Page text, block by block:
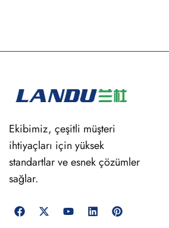
Ekibimiz, çeşitli müşteri
ihtiyaçları için yüksek
standartlar ve esnek çözümler
sağlar.